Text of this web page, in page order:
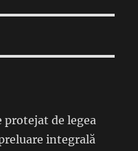
protejat de legea
integrală